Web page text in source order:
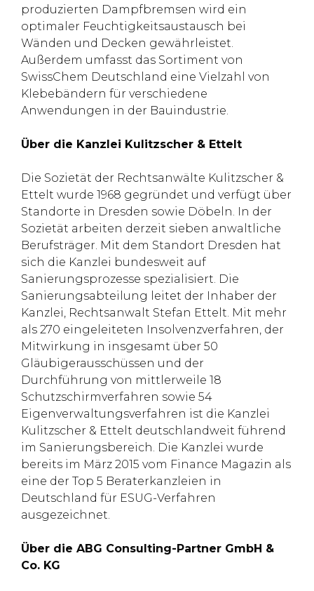
produzierten Dampfbremsen wird ein
optimaler Feuchtigkeitsaustausch bei
Wänden und Decken gewährleistet.
Außerdem umfasst das Sortiment von
SwissChem Deutschland eine Vielzahl von
Klebebändern für verschiedene
Anwendungen in der Bauindustrie.
Über die Kanzlei Kulitzscher & Ettelt
Die Sozietät der Rechtsanwälte Kulitzscher &
Ettelt wurde 1968 gegründet und verfügt über
Standorte in Dresden sowie Döbeln. In der
Sozietät arbeiten derzeit sieben anwaltliche
Berufsträger. Mit dem Standort Dresden hat
sich die Kanzlei bundesweit auf
Sanierungsprozesse spezialisiert. Die
Sanierungsabteilung leitet der Inhaber der
Kanzlei, Rechtsanwalt Stefan Ettelt. Mit mehr
als 270 eingeleiteten Insolvenzverfahren, der
Mitwirkung in insgesamt über 50
Gläubigerausschüssen und der
Durchführung von mittlerweile 18
Schutzschirmverfahren sowie 54
Eigenverwaltungsverfahren ist die Kanzlei
Kulitzscher & Ettelt deutschlandweit führend
im Sanierungsbereich. Die Kanzlei wurde
bereits im März 2015 vom Finance Magazin als
eine der Top 5 Beraterkanzleien in
Deutschland für ESUG-Verfahren
ausgezeichnet.
Über die ABG Consulting-Partner GmbH &
Co. KG